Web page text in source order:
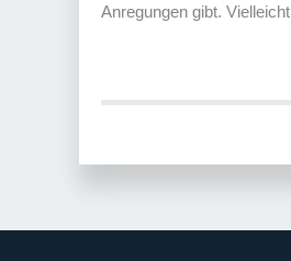
Anregungen gibt.